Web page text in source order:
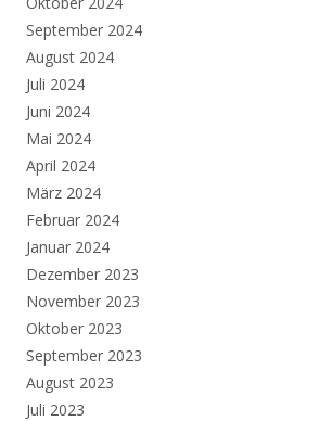
September 2024
August 2024
Juli 2024
Juni 2024
Mai 2024
April 2024
März 2024
Februar 2024
Januar 2024
Dezember 2023
November 2023
Oktober 2023
September 2023
August 2023
Juli 2023